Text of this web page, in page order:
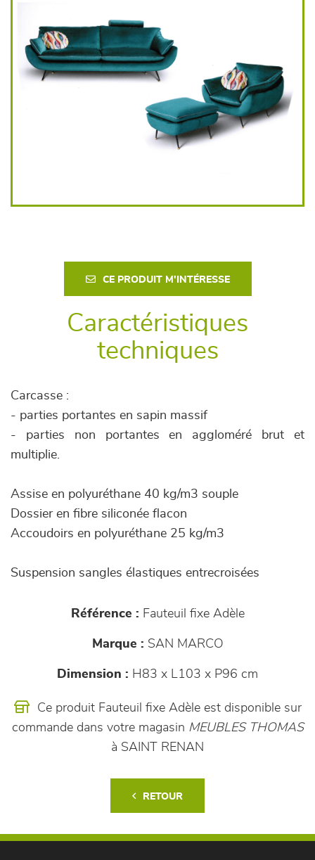
literie
décoration
CE PRODUIT M'INTÉRESSE
Caractéristiques
techniques
Carcasse :
- parties portantes en sapin massif
- parties non portantes en aggloméré brut et
multiplie.
Assise en polyuréthane 40 kg/m3 souple
Dossier en fibre siliconée flacon
Accoudoirs en polyuréthane 25 kg/m3
Suspension sangles élastiques entrecroisées
Référence : Fauteuil fixe Adèle
Marque : SAN MARCO
Dimension : H83 x L103 x P96 cm
Ce produit Fauteuil fixe Adèle est disponible sur
commande dans votre magasin MEUBLES THOMAS
à SAINT RENAN
RETOUR